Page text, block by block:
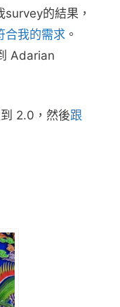
survey的結果，
合我的需求 。
Adarian
2.0，然後跟